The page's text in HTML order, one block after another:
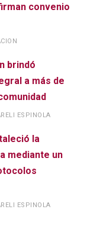
convenio
brindó
a más de
ESPINOLA
la
mediante un
ESPINOLA